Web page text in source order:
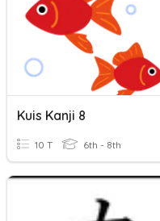
Kuis Kanji 8
10 T 6th - 8th